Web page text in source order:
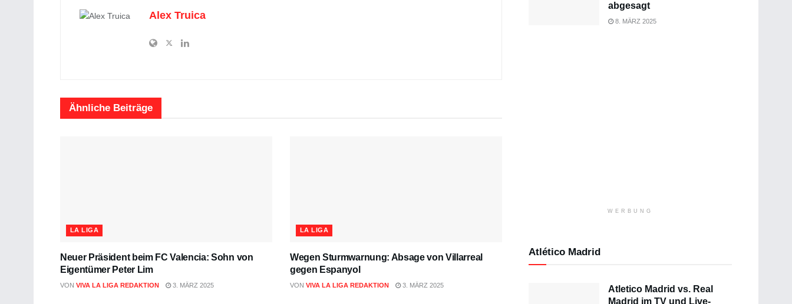
Alex Truica
Ähnliche Beiträge
LA LIGA
Neuer Präsident beim FC Valencia: Sohn von
Eigentümer Peter Lim
VON VIVA LA LIGA REDAKTION 3. MÄRZ 2025
LA LIGA
Wegen Sturmwarnung: Absage von Villarreal
gegen Espanyol
VON VIVA LA LIGA REDAKTION 3. MÄRZ 2025
abgesagt
8. MÄRZ 2025
WERBUNG
Atlético Madrid
Atletico Madrid vs. Real
Madrid im TV und Live-